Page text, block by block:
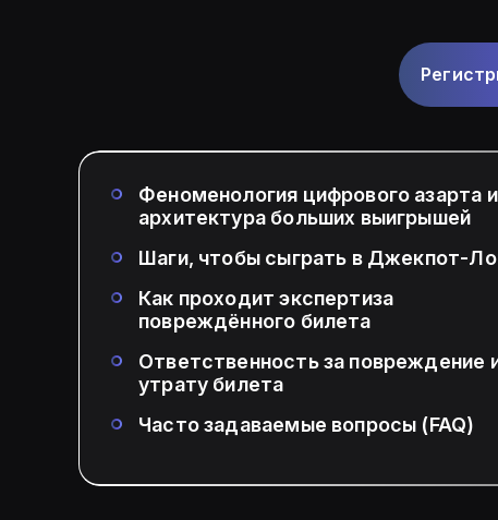
Феноменология цифрового азарта и
архитектура больших выигрышей
Шаги, чтобы сыграть в Джекпот-
Как проходит экспертиза
повреждённого билета
Ответственность за повреждение
утрату билета
Часто задаваемые вопросы (FAQ)